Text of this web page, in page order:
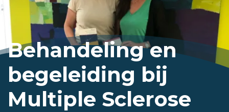
Behandeling en
begeleiding bij
Multiple Sclerose